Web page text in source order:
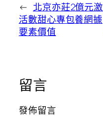
← 北京亦莊2億元激
活數甜心專包養網據
要素價值
留言
發佈留言